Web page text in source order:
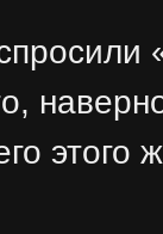
этого